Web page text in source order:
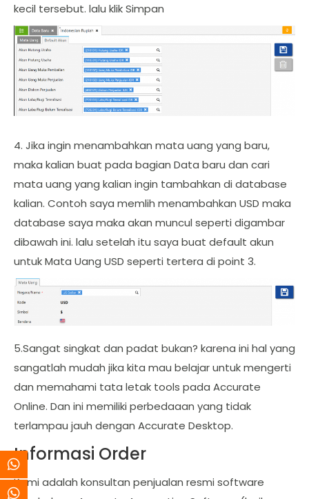
kecil tersebut. lalu klik Simpan
4. Jika ingin menambahkan mata uang yang baru,
maka kalian buat pada bagian Data baru dan cari
mata uang yang kalian ingin tambahkan di database
kalian. Contoh saya memlih menambahkan USD maka
database saya maka akan muncul seperti digambar
dibawah ini. lalu setelah itu saya buat default akun
untuk Mata Uang USD seperti tertera di point 3.
5.Sangat singkat dan padat bukan? karena ini hal yang
sangatlah mudah jika kita mau belajar untuk mengerti
dan memahami tata letak tools pada Accurate
Online. Dan ini memiliki perbedaaan yang tidak
terlampau jauh dengan Accurate Desktop.
Informasi Order
Kami adalah konsultan penjualan resmi software